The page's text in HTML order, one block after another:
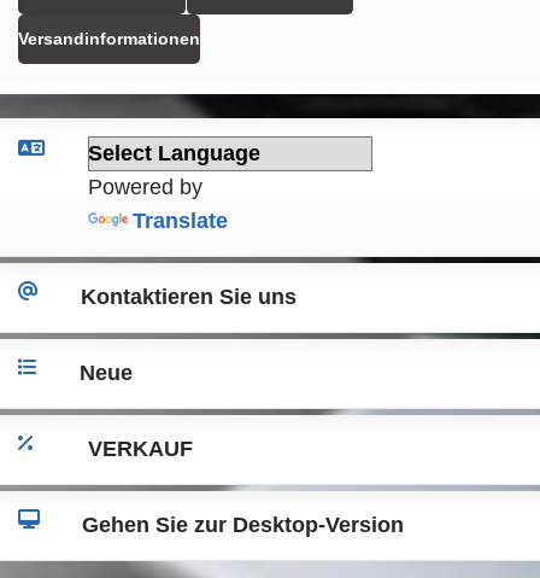
Versandinformationen
Powered by
Translate
Kontaktieren Sie uns
Neue
VERKAUF
Gehen Sie zur Desktop-Version